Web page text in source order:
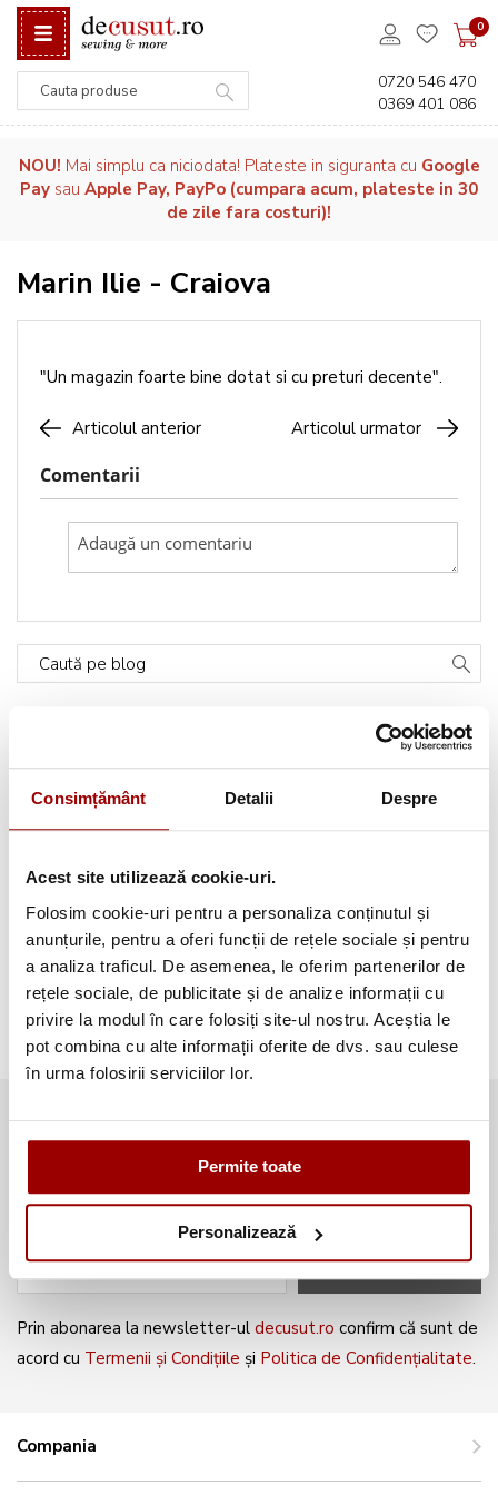
Consimțământ Detalii Despre
Acest site utilizează cookie-uri.
Folosim cookie-uri pentru a personaliza conținutul și
anunțurile, pentru a oferi funcții de rețele sociale și pentru
a analiza traficul. De asemenea, le oferim partenerilor de
rețele sociale, de publicitate și de analize informații cu
privire la modul în care folosiți site-ul nostru. Aceștia le
pot combina cu alte informații oferite de dvs. sau culese
în urma folosirii serviciilor lor.
Permite toate
Personalizează
0
0720 546 470
0369 401 086
NOU! Mai simplu ca niciodata! Plateste in siguranta cu Google
Pay sau Apple Pay, PayPo (cumpara acum, plateste in 30
de zile fara costuri)!
Marin Ilie - Craiova
"Un magazin foarte bine dotat si cu preturi decente".
Articolul anterior Articolul urmator
Comentarii
Caută pe blog
Testimoniale(1493)
Evenimente(66)
Broderii gratuite(103)
Abonează-te la newsletter și fii
mereu la curent cu noile produse și
oferte speciale!
ABONEAZĂ-TE
Prin abonarea la newsletter-ul decusut.ro confirm că sunt de
acord cu Termenii și Condițiile și Politica de Confidențialitate.
Compania